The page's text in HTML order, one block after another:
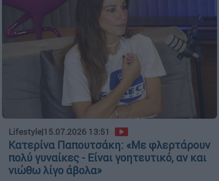
Lifestyle|15.07.2026 13:51
Κατερίνα Παπουτσάκη: «Με φλερτάρουν
πολύ γυναίκες - Είναι γοητευτικό, αν και
νιώθω λίγο άβολα»